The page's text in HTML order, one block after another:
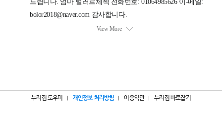
누리집 도우미 개인정보 처리방침 이용약관 누리집 바로잡기